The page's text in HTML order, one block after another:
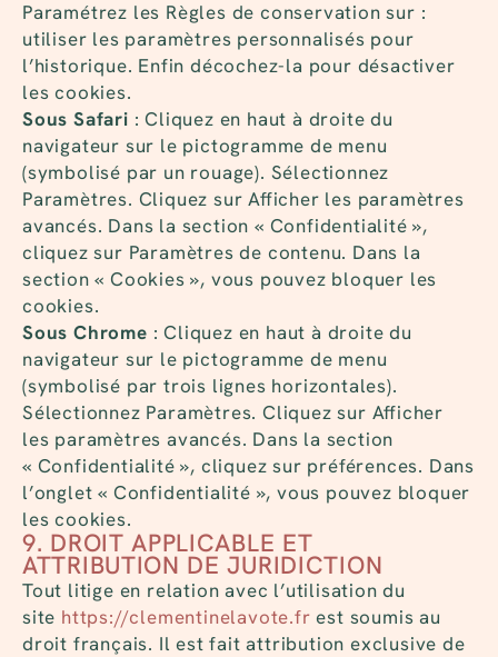
Paramétrez les Règles de conservation sur :
utiliser les paramètres personnalisés pour
l’historique. Enfin décochez-la pour désactiver
les cookies.
Sous Safari : Cliquez en haut à droite du
navigateur sur le pictogramme de menu
(symbolisé par un rouage). Sélectionnez
Paramètres. Cliquez sur Afficher les paramètres
avancés. Dans la section « Confidentialité »,
cliquez sur Paramètres de contenu. Dans la
section « Cookies », vous pouvez bloquer les
cookies.
Sous Chrome : Cliquez en haut à droite du
navigateur sur le pictogramme de menu
(symbolisé par trois lignes horizontales).
Sélectionnez Paramètres. Cliquez sur Afficher
les paramètres avancés. Dans la section
« Confidentialité », cliquez sur préférences. Dans
l’onglet « Confidentialité », vous pouvez bloquer
les cookies.
9. DROIT APPLICABLE ET
ATTRIBUTION DE JURIDICTION
Tout litige en relation avec l’utilisation du
site https://clementinelavote.fr est soumis au
droit français. Il est fait attribution exclusive de